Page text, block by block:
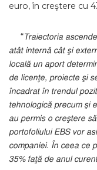
euro, în creştere cu
“ Traiectoria
atât internă cât şi
locală un aport
de licenţe, proiecte şi
încadrat în trendul
tehnologică precum şi
au permis o creştere
portofoliului EBS vor
companiei. În ceea ce
35% faţă de anul